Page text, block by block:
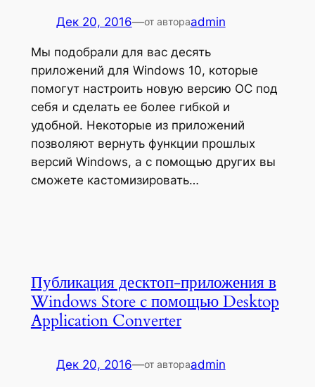
Дек 20, 2016—от автораadmin
Мы подобрали для вас десять
приложений для Windows 10, которые
помогут настроить новую версию ОС под
себя и сделать ее более гибкой и
удобной. Некоторые из приложений
позволяют вернуть функции прошлых
версий Windows, а с помощью других вы
сможете кастомизировать…
Публикация десктоп-приложения в
Windows Store c помощью Desktop
Application Converter
Дек 20, 2016—от автораadmin